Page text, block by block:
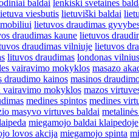
baldai lenkiski svetaines
viesbutis lietuviški baldai
lietuvos draudimas
draudimas kaune lietuvos
draudimas vilniuje lietuvos
lituvos draudimas londonas vilnius
vairavimo mokyklos masazo
draudimo kainos masinos
vairavimo mokyklos mazos
medines spintos medines
masyvo virtuves baldai
miegamojo baldai klaipedoje
lovos akcija miegamojo spinta